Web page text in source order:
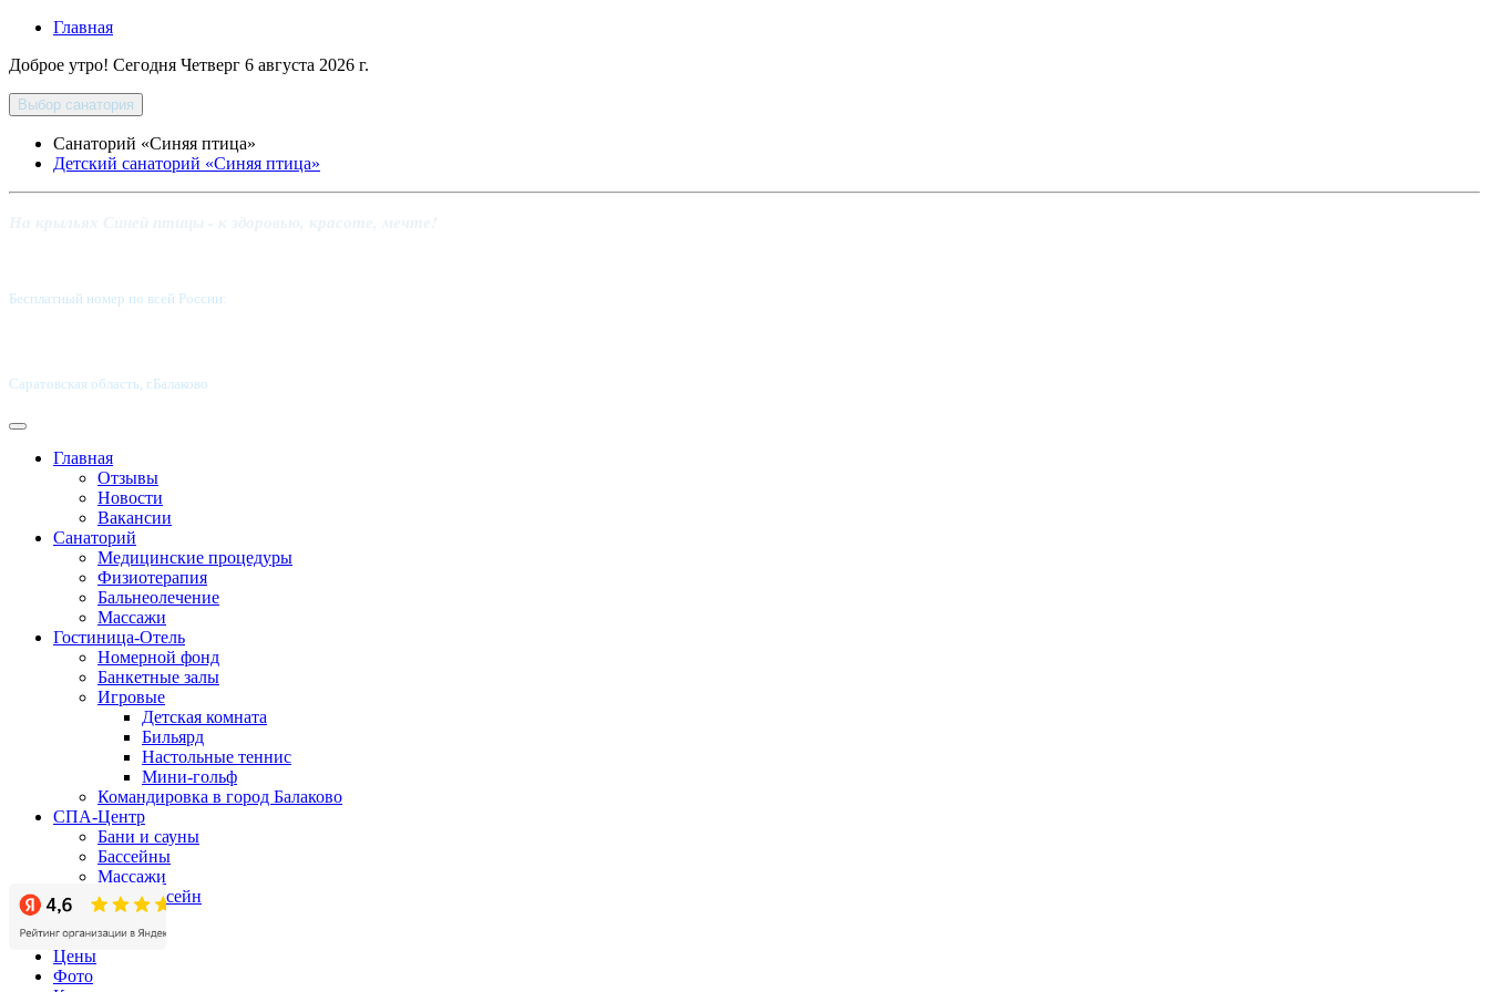
Главная
Доброе утро! Сегодня Четверг 6 августа 2026 г.
Выбор санатория
Санаторий «Синяя птица»
Детский санаторий «Синяя птица»
Бесплатный номер по всей России:
Саратовская область, г.Балаково
Главная
Отзывы
Новости
Вакансии
Санаторий
Медицинские процедуры
Физиотерапия
Бальнеолечение
Массажи
Гостиница-Отель
Номерной фонд
Банкетные залы
Игровые
Детская комната
Бильярд
Настольные теннис
Мини-гольф
Командировка в город Балаково
СПА-Центр
Бани и сауны
Бассейны
Массажи
СПА-бассейн
Бизнес-центр
Акции
Цены
Фото